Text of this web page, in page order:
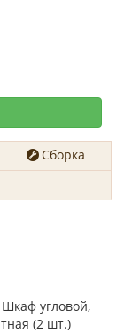
Сборка
угловой,
(2 шт.)